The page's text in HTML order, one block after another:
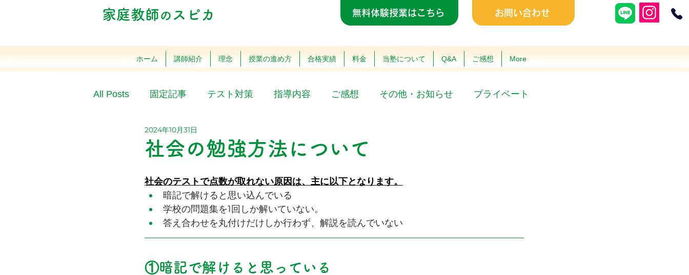
家庭教師の スピカ 無料体験授業はこちら お問い合わせ
ホーム 講師紹介 理念 授業の進め方 合格実績 料金 当塾について Q&A ご感想 More
All Posts 固定記事 テスト対策 指導内容 ご感想 その他・お知らせ プライベート
社会の勉強方法について
2024年10月31日
社会のテストで点数が取れない原因は、主に以下となります。
暗記で解けると思い込んでいる
学校の問題集を1回しか解いていない。
答え合わせを丸付けだけしか行わず、解説を読んでいない
①暗記で解けると思っている